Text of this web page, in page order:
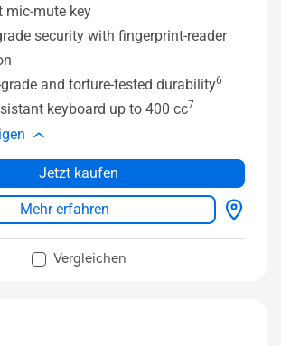
mic-mute key
security with fingerprint-reader
and torture-tested durability6
keyboard up to 400 cc7
Jetzt kaufen
Mehr erfahren
Vergleichen